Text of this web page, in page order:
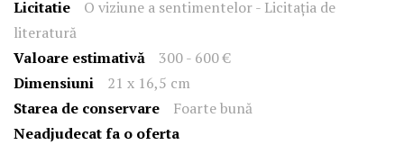
Licitatie
O viziune a sentimentelor - Licitația de
literatură
Valoare estimativă
300 - 600 €
Dimensiuni
21 x 16,5 cm
Starea de conservare
Foarte bună
Neadjudecat fa o oferta